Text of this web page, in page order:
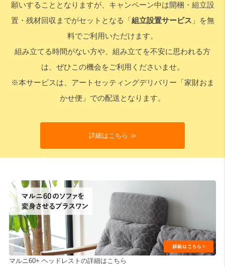
願いすることとなりますが、キャンペーン中は開梱・組立設
置・残材回収までがセットとなる「組立設置サービス 」を無
料でご利用いただけます。
組み立てる時間がない方や、組み立てを不安に思われる方
は、ぜひこの機会をご利用くださいませ。
※本サービスは、アートセッティングデリバリー「家財おま
かせ便」での配送となります。
詳細はこちら ≫
マルニ60+ ヘッドレストの詳細はこちら